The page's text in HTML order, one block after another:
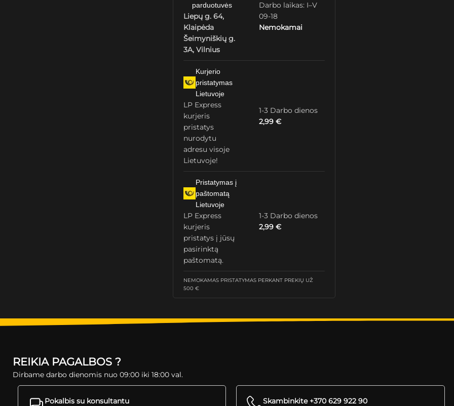
parduotuvės
Liepų g. 64,
Klaipėda
Šeimyniškių g.
3A, Vilnius
Darbo laikas: I–V
09-18
Nemokamai
Kurjerio
pristatymas
Lietuvoje
LP Express
kurjeris
pristatys
nurodytu
adresu visoje
Lietuvoje!
1-3 Darbo dienos
2,99€
Pristatymas į
paštomatą
Lietuvoje
LP Express
kurjeris
pristatys į jūsų
pasirinktą
paštomatą.
1-3 Darbo dienos
2,99€
NEMOKAMAS PRISTATYMAS PERKANT PREKIŲ UŽ
500 €
REIKIA PAGALBOS ?
Dirbame darbo dienomis nuo 09:00 iki 18:00 val.
Pokalbis su konsultantu
Skambinkite +370 629 922 90